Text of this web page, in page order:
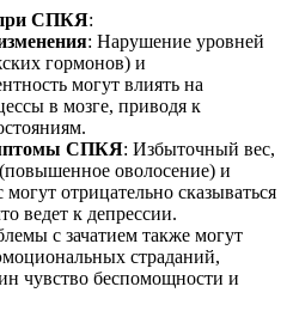
СПКЯ:
: Нарушение уровней
гормонов) и
могут влиять на
в мозге, приводя к
СПКЯ: Избыточный вес,
оволосение) и
отрицательно сказываться
ведет к депрессии.
с зачатием также могут
страданий,
чувство беспомощности и